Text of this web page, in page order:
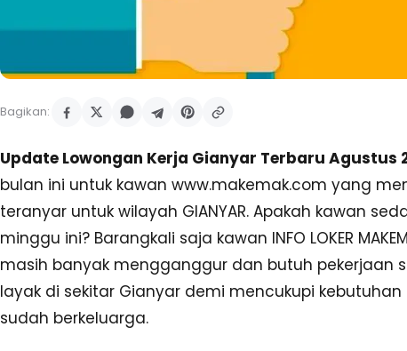
Bagikan:
Update Lowongan Kerja Gianyar Terbaru Agustus
bulan ini untuk kawan www.makemak.com yang
teranyar untuk wilayah GIANYAR. Apakah kawan
minggu ini? Barangkali saja kawan INFO LOKER
masih banyak mengganggur dan butuh pekerjaan
layak di sekitar Gianyar demi mencukupi
sudah berkeluarga.